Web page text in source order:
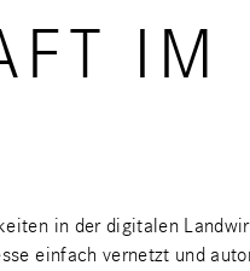
IM
in der digitalen
einfach vernetzt und